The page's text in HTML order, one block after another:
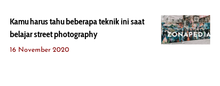
ZONAPEDIA
Kamu harus tahu beberapa teknik ini saat
belajar street photography
16 November 2020